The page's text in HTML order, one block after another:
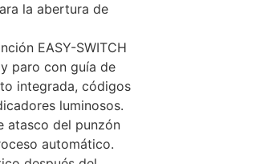
la abertura de
EASY-SWITCH
paro con guía de
integrada, códigos
luminosos.
atasco del punzón
automático.